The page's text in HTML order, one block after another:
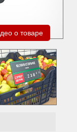
о товаре